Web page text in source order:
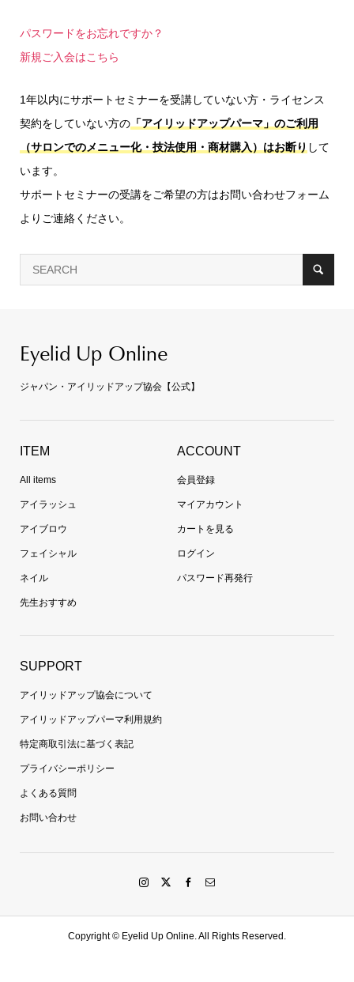
パスワードをお忘れですか？
新規ご入会はこちら
1年以内にサポートセミナーを受講していない方・ライセンス
契約をしていない方の「アイリッドアップパーマ」のご利用
（サロンでのメニュー化・技法使用・商材購入）はお断り して
います。
サポートセミナーの受講をご希望の方はお問い合わせフォーム
よりご連絡ください。
Eyelid Up Online
ジャパン・アイリッドアップ協会【公式】
ITEM
All items
アイラッシュ
アイブロウ
フェイシャル
ネイル
先生おすすめ
ACCOUNT
会員登録
マイアカウント
カートを見る
ログイン
パスワード再発行
SUPPORT
アイリッドアップ協会について
アイリッドアップパーマ利用規約
特定商取引法に基づく表記
プライバシーポリシー
よくある質問
お問い合わせ
Copyright © Eyelid Up Online. All Rights Reserved.